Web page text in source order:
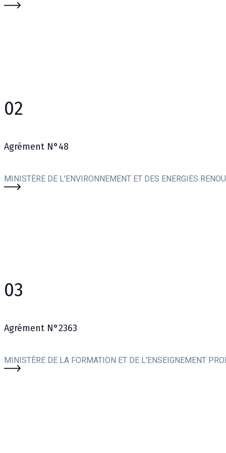
02
Agrément N°48
MINISTÈRE DE L'ENVIRONNEMENT ET DES ENERGIES
03
Agrément N°2363
MINISTÈRE DE LA FORMATION ET DE L'ENSEIGNEMENT